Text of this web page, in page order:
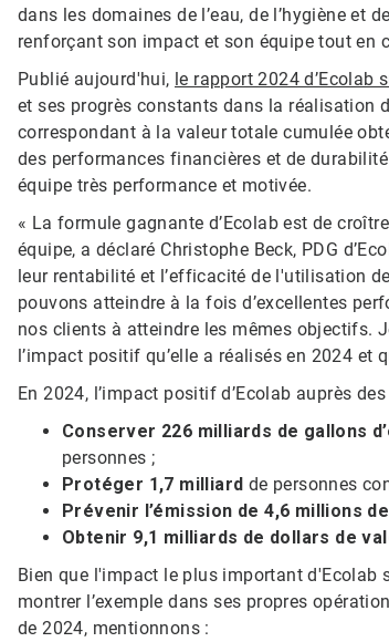
dans les domaines de l’eau, de l’hygiène et
renforçant son impact et son équipe tout en
Publié aujourd'hui, le rapport 2024 d’Ecolab
et ses progrès constants dans la réalisation
correspondant à la valeur totale cumulée
des performances financières et de
équipe très performance et motivée.
« La formule gagnante d’Ecolab est de
équipe, a déclaré Christophe Beck, PDG
leur rentabilité et l’efficacité de l'utilisation
pouvons atteindre à la fois d’excellentes
nos clients à atteindre les mêmes objectifs.
l’impact positif qu’elle a réalisés en 2024 et
En 2024, l’impact positif d’Ecolab auprès
Conserver 226 milliards de gallons
personnes ;
Protéger 1,7 milliard de personnes
Prévenir l’émission de 4,6 millions
Obtenir 9,1 milliards de dollars de
Bien que l'impact le plus important d'Ecolab
montrer l’exemple dans ses propres
de 2024, mentionnons :